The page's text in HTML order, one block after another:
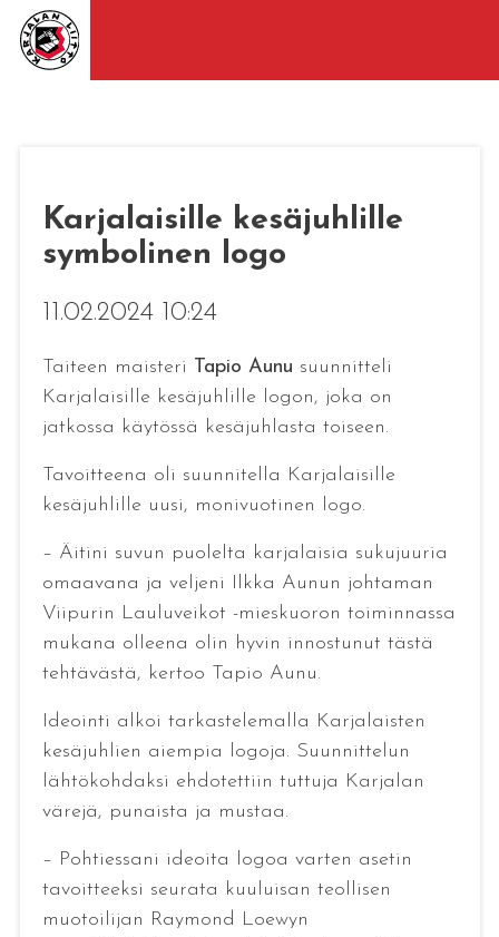
Karjalaisille kesäjuhlille
symbolinen logo
11.02.2024 10:24
Taiteen maisteri Tapio Aunu suunnitteli
Karjalaisille kesäjuhlille logon, joka on
jatkossa käytössä kesäjuhlasta toiseen.
Tavoitteena oli suunnitella Karjalaisille
kesäjuhlille uusi, monivuotinen logo.
– Äitini suvun puolelta karjalaisia sukujuuria
omaavana ja veljeni Ilkka Aunun johtaman
Viipurin Lauluveikot -mieskuoron toiminnassa
mukana olleena olin hyvin innostunut tästä
tehtävästä, kertoo Tapio Aunu.
Ideointi alkoi tarkastelemalla Karjalaisten
kesäjuhlien aiempia logoja. Suunnittelun
lähtökohdaksi ehdotettiin tuttuja Karjalan
värejä, punaista ja mustaa.
– Pohtiessani ideoita logoa varten asetin
tavoitteeksi seurata kuuluisan teollisen
muotoilijan Raymond Loewyn